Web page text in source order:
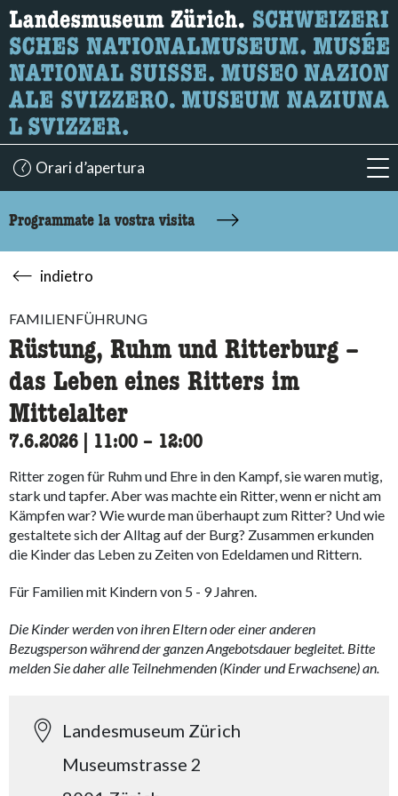
Ricerca
Qui è possibile cercare i contenuti della pagina.
Orari d’apertura
Programmate la vostra visita
indietro
FAMILIENFÜHRUNG
Rüstung, Ruhm und Ritterburg –
das Leben eines Ritters im
Mittelalter
7.6.2026 11:00 accessibility.time_to
– 12:00
Ritter zogen für Ruhm und Ehre in den Kampf, sie waren mutig,
stark und tapfer. Aber was machte ein Ritter, wenn er nicht am
Kämpfen war? Wie wurde man überhaupt zum Ritter? Und wie
gestaltete sich der Alltag auf der Burg? Zusammen erkunden
die Kinder das Leben zu Zeiten von Edeldamen und Rittern.
Für Familien mit Kindern von 5 - 9 Jahren.
Die Kinder werden von ihren Eltern oder einer anderen
Bezugsperson während der ganzen Angebotsdauer begleitet. Bitte
melden Sie daher alle Teilnehmenden (Kinder und Erwachsene) an.
Landesmuseum Zürich
Museumstrasse 2